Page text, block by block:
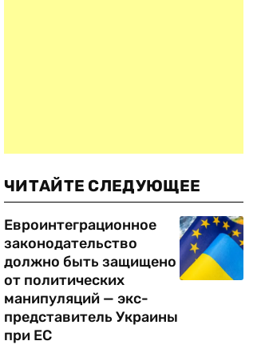
ЧИТАЙТЕ СЛЕДУЮЩЕЕ
Евроинтеграционное
законодательство
должно быть защищено
от политических
манипуляций — экс-
представитель Украины
при ЕС